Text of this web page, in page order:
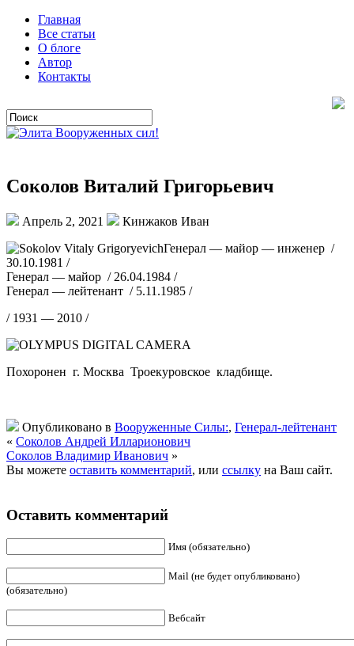
Главная
Все статьи
О блоге
Автор
Контакты
Соколов Виталий Григорьевич
Апрель 2, 2021
Кинжаков Иван
Генерал — майор — инженер /
30.10.1981 /
Генерал — майор / 26.04.1984 /
Генерал — лейтенант / 5.11.1985 /
/ 1931 — 2010 /
Похоронен г. Москва Троекуровское кладбище.
Опубликовано в Вооруженные Силы:, Генерал-лейтенант
« Соколов Андрей Илларионович
Соколов Владимир Иванович »
Вы можете оставить комментарий, или ссылку на Ваш сайт.
Оставить комментарий
Имя (обязательно)
Mail (не будет опубликовано)
(обязательно)
Вебсайт